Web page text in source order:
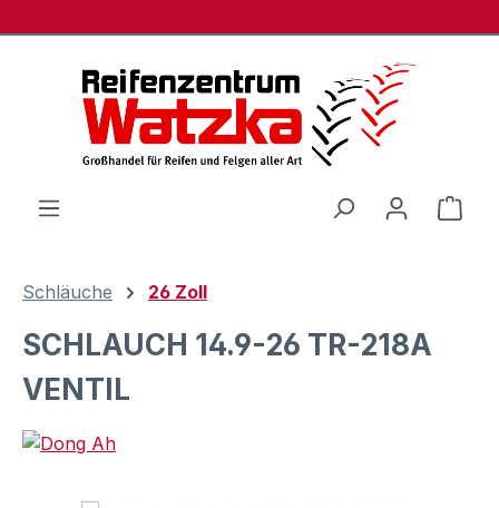
Schläuche 26 Zoll
SCHLAUCH 14.9-26 TR-218A
VENTIL